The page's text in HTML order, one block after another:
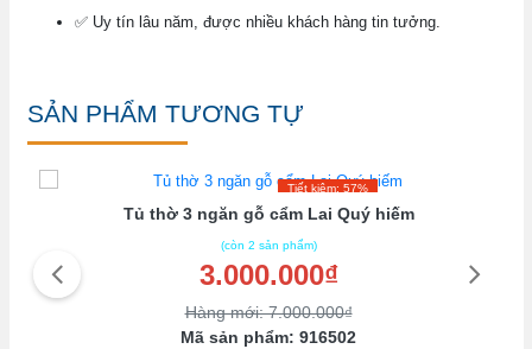
✅ Uy tín lâu năm, được nhiều khách hàng tin tưởng.
SẢN PHẨM TƯƠNG TỰ
Tiết kiệm: 57%
Tủ thờ 3 ngăn gỗ cẩm Lai Quý hiếm
(còn 2 sản phẩm)
3.000.000₫
Hàng mới: 7.000.000₫
Mã sản phẩm: 916502